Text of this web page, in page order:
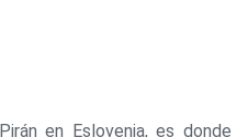
en Eslovenia, es donde